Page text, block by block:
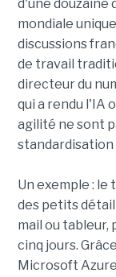
d'une douzaine
mondiale
discussions
de travail
directeur du
qui a rendu l'IA
agilité ne sont
standardisation
Un exemple :
des petits
mail ou
cinq jours.
Microsoft